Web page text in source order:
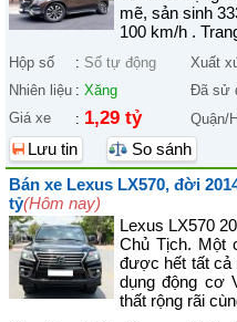
mẽ, sản sinh
100 km/h .
Hộp số : Số tự động Xuất
Nhiên liệu : Xăng Đã sử
Giá xe
: 1,29 tỷ Quận/
Lưu tin
So sánh
Bán xe Lexus LX570, đời
tỷ(Hôm nay)
Lexus LX570
Chủ Tịch. Một
được hết tất cả
dụng động cơ
thất rộng rãi